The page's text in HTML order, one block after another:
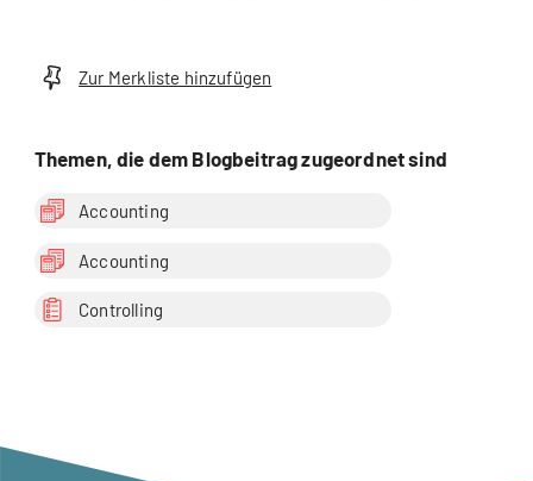
Zur Merkliste hinzufügen
Themen, die dem Blogbeitrag zugeordnet sind
Accounting
Accounting
Controlling